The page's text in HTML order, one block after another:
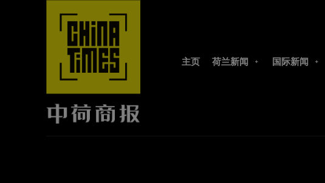
主页 荷兰新闻 国际新闻